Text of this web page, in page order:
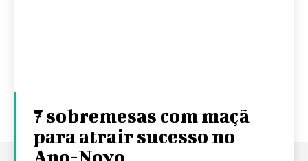
7 sobremesas com maçã
para atrair sucesso no
Ano-Novo